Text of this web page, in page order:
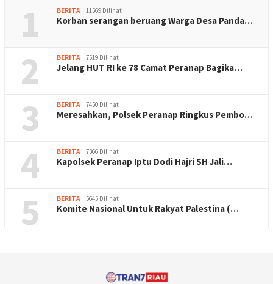
1 BERITA 11569 Dilihat
Korban serangan beruang Warga Desa Panda…
2 BERITA 7519 Dilihat
Jelang HUT RI ke 78 Camat Peranap Bagika…
3 BERITA 7450 Dilihat
Meresahkan, Polsek Peranap Ringkus Pembo…
4 BERITA 7366 Dilihat
Kapolsek Peranap Iptu Dodi Hajri SH Jali…
5 BERITA 5645 Dilihat
Komite Nasional Untuk Rakyat Palestina (…